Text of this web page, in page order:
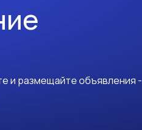
и размещайте объявления -